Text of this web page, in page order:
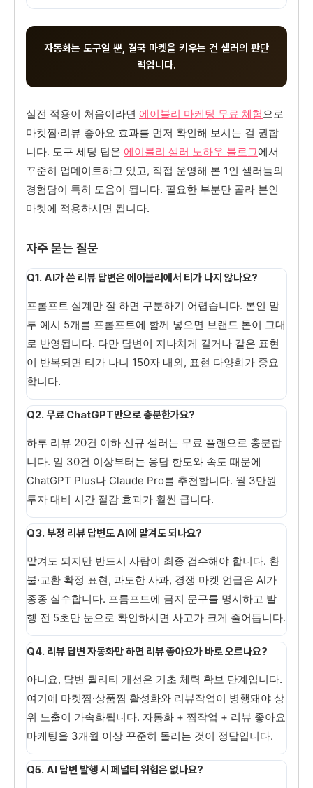
자동화는 도구일 뿐, 결국 마켓을 키우는 건 셀러의 판단
력입니다.
실전 적용이 처음이라면 에이블리 마케팅 무료 체험으로
마켓찜·리뷰 좋아요 효과를 먼저 확인해 보시는 걸 권합
니다. 도구 세팅 팁은 에이블리 셀러 노하우 블로그에서
꾸준히 업데이트하고 있고, 직접 운영해 본 1인 셀러들의
경험담이 특히 도움이 됩니다. 필요한 부분만 골라 본인
마켓에 적용하시면 됩니다.
자주 묻는 질문
Q1. AI가 쓴 리뷰 답변은 에이블리에서 티가 나지 않나요?
프롬프트 설계만 잘 하면 구분하기 어렵습니다. 본인 말
투 예시 5개를 프롬프트에 함께 넣으면 브랜드 톤이 그대
로 반영됩니다. 다만 답변이 지나치게 길거나 같은 표현
이 반복되면 티가 나니 150자 내외, 표현 다양화가 중요
합니다.
Q2. 무료 ChatGPT만으로 충분한가요?
하루 리뷰 20건 이하 신규 셀러는 무료 플랜으로 충분합
니다. 일 30건 이상부터는 응답 한도와 속도 때문에
ChatGPT Plus나 Claude Pro를 추천합니다. 월 3만원
투자 대비 시간 절감 효과가 훨씬 큽니다.
Q3. 부정 리뷰 답변도 AI에 맡겨도 되나요?
맡겨도 되지만 반드시 사람이 최종 검수해야 합니다. 환
불·교환 확정 표현, 과도한 사과, 경쟁 마켓 언급은 AI가
종종 실수합니다. 프롬프트에 금지 문구를 명시하고 발
행 전 5초만 눈으로 확인하시면 사고가 크게 줄어듭니다.
Q4. 리뷰 답변 자동화만 하면 리뷰 좋아요가 바로 오르나요?
아니요, 답변 퀄리티 개선은 기초 체력 확보 단계입니다.
여기에 마켓찜·상품찜 활성화와 리뷰작업이 병행돼야 상
위 노출이 가속화됩니다. 자동화 + 찜작업 + 리뷰 좋아요
마케팅을 3개월 이상 꾸준히 돌리는 것이 정답입니다.
Q5. AI 답변 발행 시 페널티 위험은 없나요?